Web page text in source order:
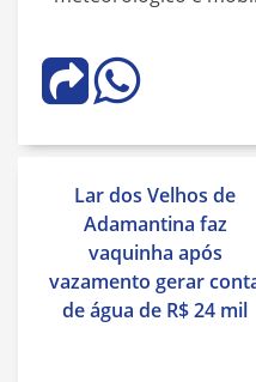
Navegação
Post
Lar dos Velhos de
Adamantina faz
vaquinha após
vazamento gerar
de água de R$ 24 mil